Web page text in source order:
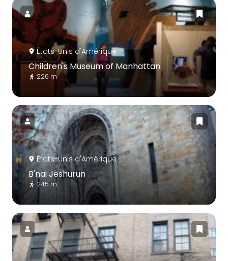
États-Unis d'Amérique
Children's Museum of Manhattan
226 m
États-Unis d'Amérique
B'nai Jeshurun
245 m